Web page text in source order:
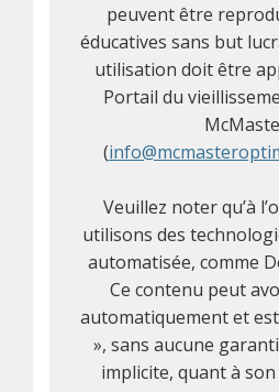
peuvent être
éducatives sans but
utilisation doit être
Portail du
(
Veuillez noter qu’à
utilisons des
automatisée, comme
Ce contenu peut
automatiquement et
», sans aucune
implicite, quant à